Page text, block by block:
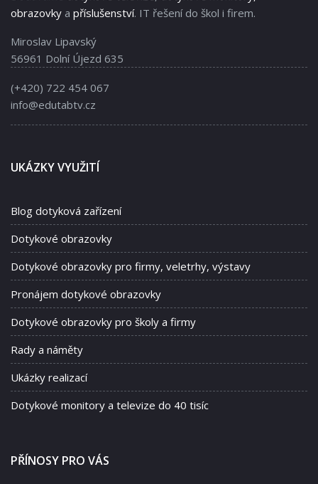
obrazovky a příslušenství. IT řešení do škol i firem.
Miroslav Lipavský
56961 Dolní Újezd 635
(+420) 722 454 067
info@edutabtv.cz
UKÁZKY VYUŽITÍ
Blog dotyková zařízení
Dotykové obrazovky
Dotykové obrazovky pro firmy, veletrhy, výstavy
Pronájem dotykové obrazovky
Dotykové obrazovky pro školy a firmy
Rady a náměty
Ukázky realizací
Dotykové monitory a televize do 40 tisíc
PŘÍNOSY PRO VÁS